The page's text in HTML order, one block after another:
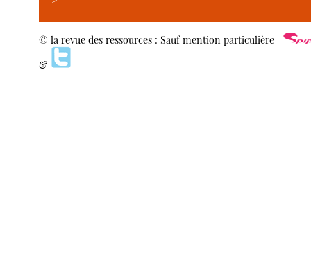
© la revue des ressources : Sauf mention particulière |
&